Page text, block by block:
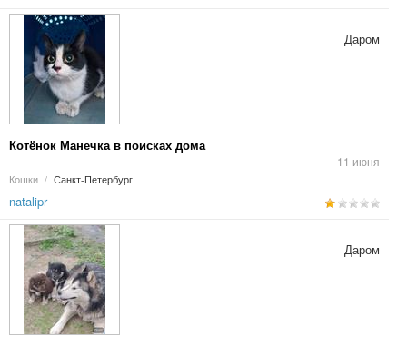
Котёнок Манечка в поисках дома
11 июня
Кошки / Санкт-Петербург
Даром
natalipr
Даром